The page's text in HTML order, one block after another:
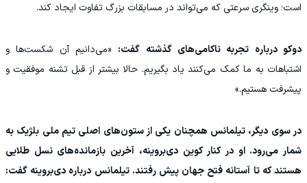
است؛ وینگری سرعتی که می‌تواند در مسابقات بزرگ تفاوت ایجاد کند.
دوکو درباره تجربه ناکامی‌های گذشته گفت: «می‌دانیم آن شکست‌ها و
اشتباهات به ما کمک می‌کنند یاد بگیریم. حالا بیشتر از قبل تشنه موفقیت و
پیشرفت هستیم.»
در سوی دیگر، تیلمانس همچنان یکی از ستون‌های اصلی تیم ملی بلژیک به
شمار می‌رود. او در کنار کوین دی‌بروینه، آخرین بازمانده‌های نسل طلایی
هستند که تا آستانه فتح جهان پیش رفتند. تیلمانس درباره دی‌بروینه گفت: